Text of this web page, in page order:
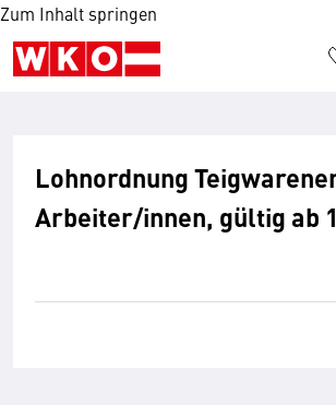
Zum Inhalt springen
Lohnordnung
Arbeiter/innen, gültig ab